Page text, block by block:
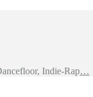
Indie-Rap…